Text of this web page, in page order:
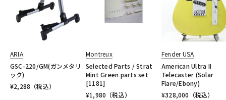
ARIA
GSC-220/GM(ガンメタリ
ック)
¥2,288 （税込）
Montreux
Selected Parts / Strat
Mint Green parts set
[1181]
¥1,980 （税込）
Fender USA
American Ultra II
Telecaster (Solar
Flare/Ebony)
¥328,000 （税込）